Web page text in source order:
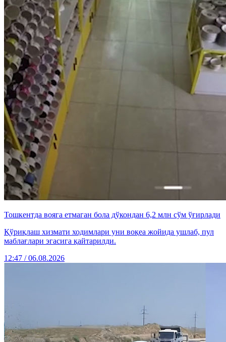
Тошкентда вояга етмаган бола дўкондан 6,2 млн сўм ўғирлади
Қўриқлаш хизмати ходимлари уни воқеа жойида ушлаб, пул
маблағлари эгасига қайтарилди.
12:47 / 06.08.2026